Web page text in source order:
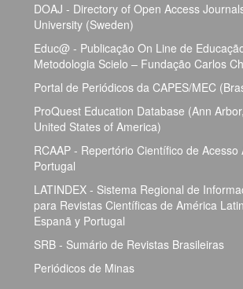
DOAJ - Directory of Open Access
University (Sweden)
Educ@ - Publicação On Line de
Metodologia Scielo – Fundação Carlos
Portal de Periódicos da CAPES/MEC
ProQuest Education Database (Ann
United States of America)
RCAAP - Repertório Científico de Acesso
Portugal
LATINDEX - Sistema Regional de
para Revistas Científicas de América
Espanã y Portugal
SRB - Sumário de Revistas Brasileiras
Periódicos de Minas